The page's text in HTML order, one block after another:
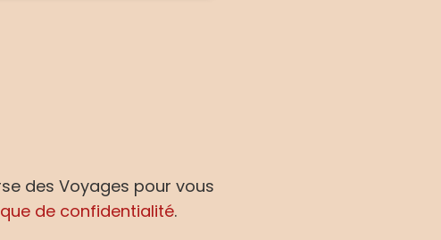
des Voyages pour vous
de confidentialité.